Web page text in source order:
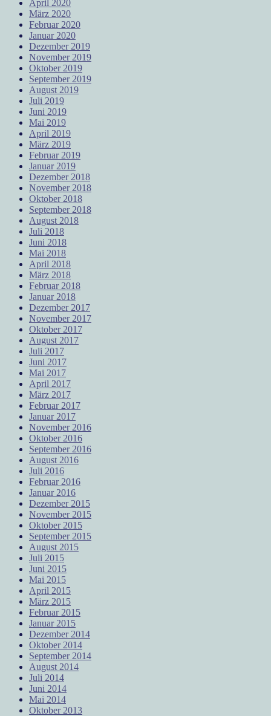
April 2020
März 2020
Februar 2020
Januar 2020
Dezember 2019
November 2019
Oktober 2019
September 2019
August 2019
Juli 2019
Juni 2019
Mai 2019
April 2019
März 2019
Februar 2019
Januar 2019
Dezember 2018
November 2018
Oktober 2018
September 2018
August 2018
Juli 2018
Juni 2018
Mai 2018
April 2018
März 2018
Februar 2018
Januar 2018
Dezember 2017
November 2017
Oktober 2017
August 2017
Juli 2017
Juni 2017
Mai 2017
April 2017
März 2017
Februar 2017
Januar 2017
November 2016
Oktober 2016
September 2016
August 2016
Juli 2016
Februar 2016
Januar 2016
Dezember 2015
November 2015
Oktober 2015
September 2015
August 2015
Juli 2015
Juni 2015
Mai 2015
April 2015
März 2015
Februar 2015
Januar 2015
Dezember 2014
Oktober 2014
September 2014
August 2014
Juli 2014
Juni 2014
Mai 2014
Oktober 2013